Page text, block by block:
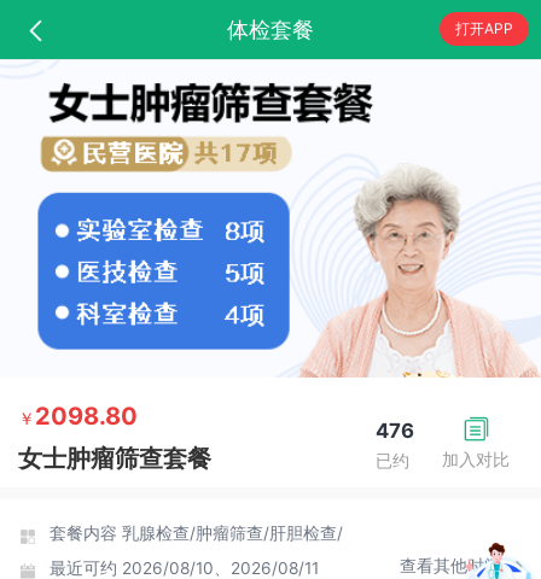
体检套餐 打开APP
加入对比
476
已约
￥ 2098.80
女士肿瘤筛查套餐
套餐内容 乳腺检查/肿瘤筛查/肝胆检查/
最近可约 2026/08/10、2026/08/11 查看其他时间